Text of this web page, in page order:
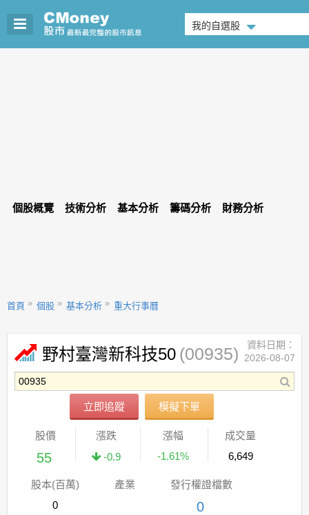
我的自選股
個股概覽 技術分析 基本分析 籌碼分析 財務分析
首頁 個股 基本分析 重大行事曆
野村臺灣新科技50 (00935)
立即追蹤 模擬下單
資料日期：
2026-08-07
股價
55
漲跌
-0.9
漲幅
-1.61%
成交量
6,649
股本(百萬)
0
產業 發行權證檔數
0